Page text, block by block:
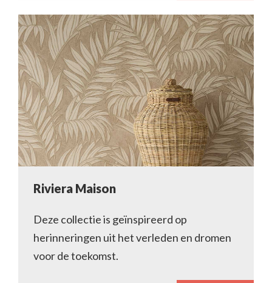
Riviera Maison
Deze collectie is geïnspireerd op
herinneringen uit het verleden en dromen
voor de toekomst.